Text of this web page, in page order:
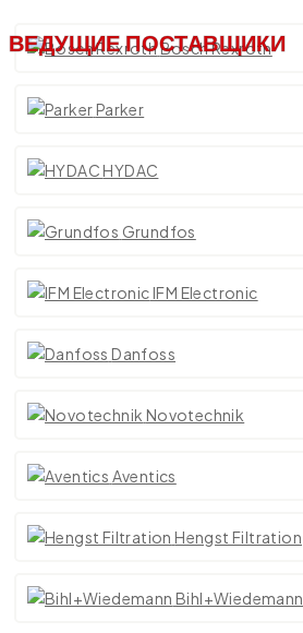
ВЕДУЩИЕ ПОСТАВЩИКИ
Bosch Rexroth
Parker
HYDAC
Grundfos
IFM Electronic
Danfoss
Novotechnik
Aventics
Hengst Filtration
Bihl+Wiedemann